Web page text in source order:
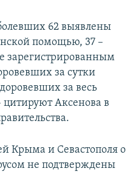
62 выявлены
помощью, 37 –
зарегистрированным
за сутки
за весь
цитируют Аксенова в
Крыма и Севастополя о
не подтверждены